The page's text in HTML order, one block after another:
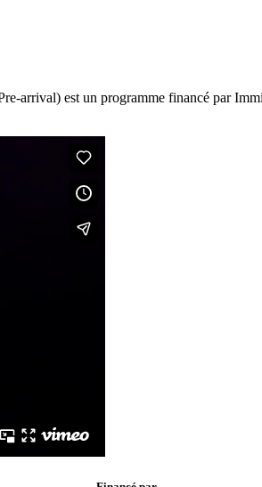
arrival) est un programme financé par